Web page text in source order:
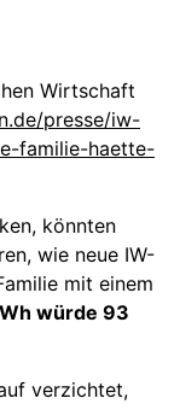
Wirtschaft
presse/iw-
familie-haette-
könnten
wie neue IW-
mit einem
würde 93
verzichtet,